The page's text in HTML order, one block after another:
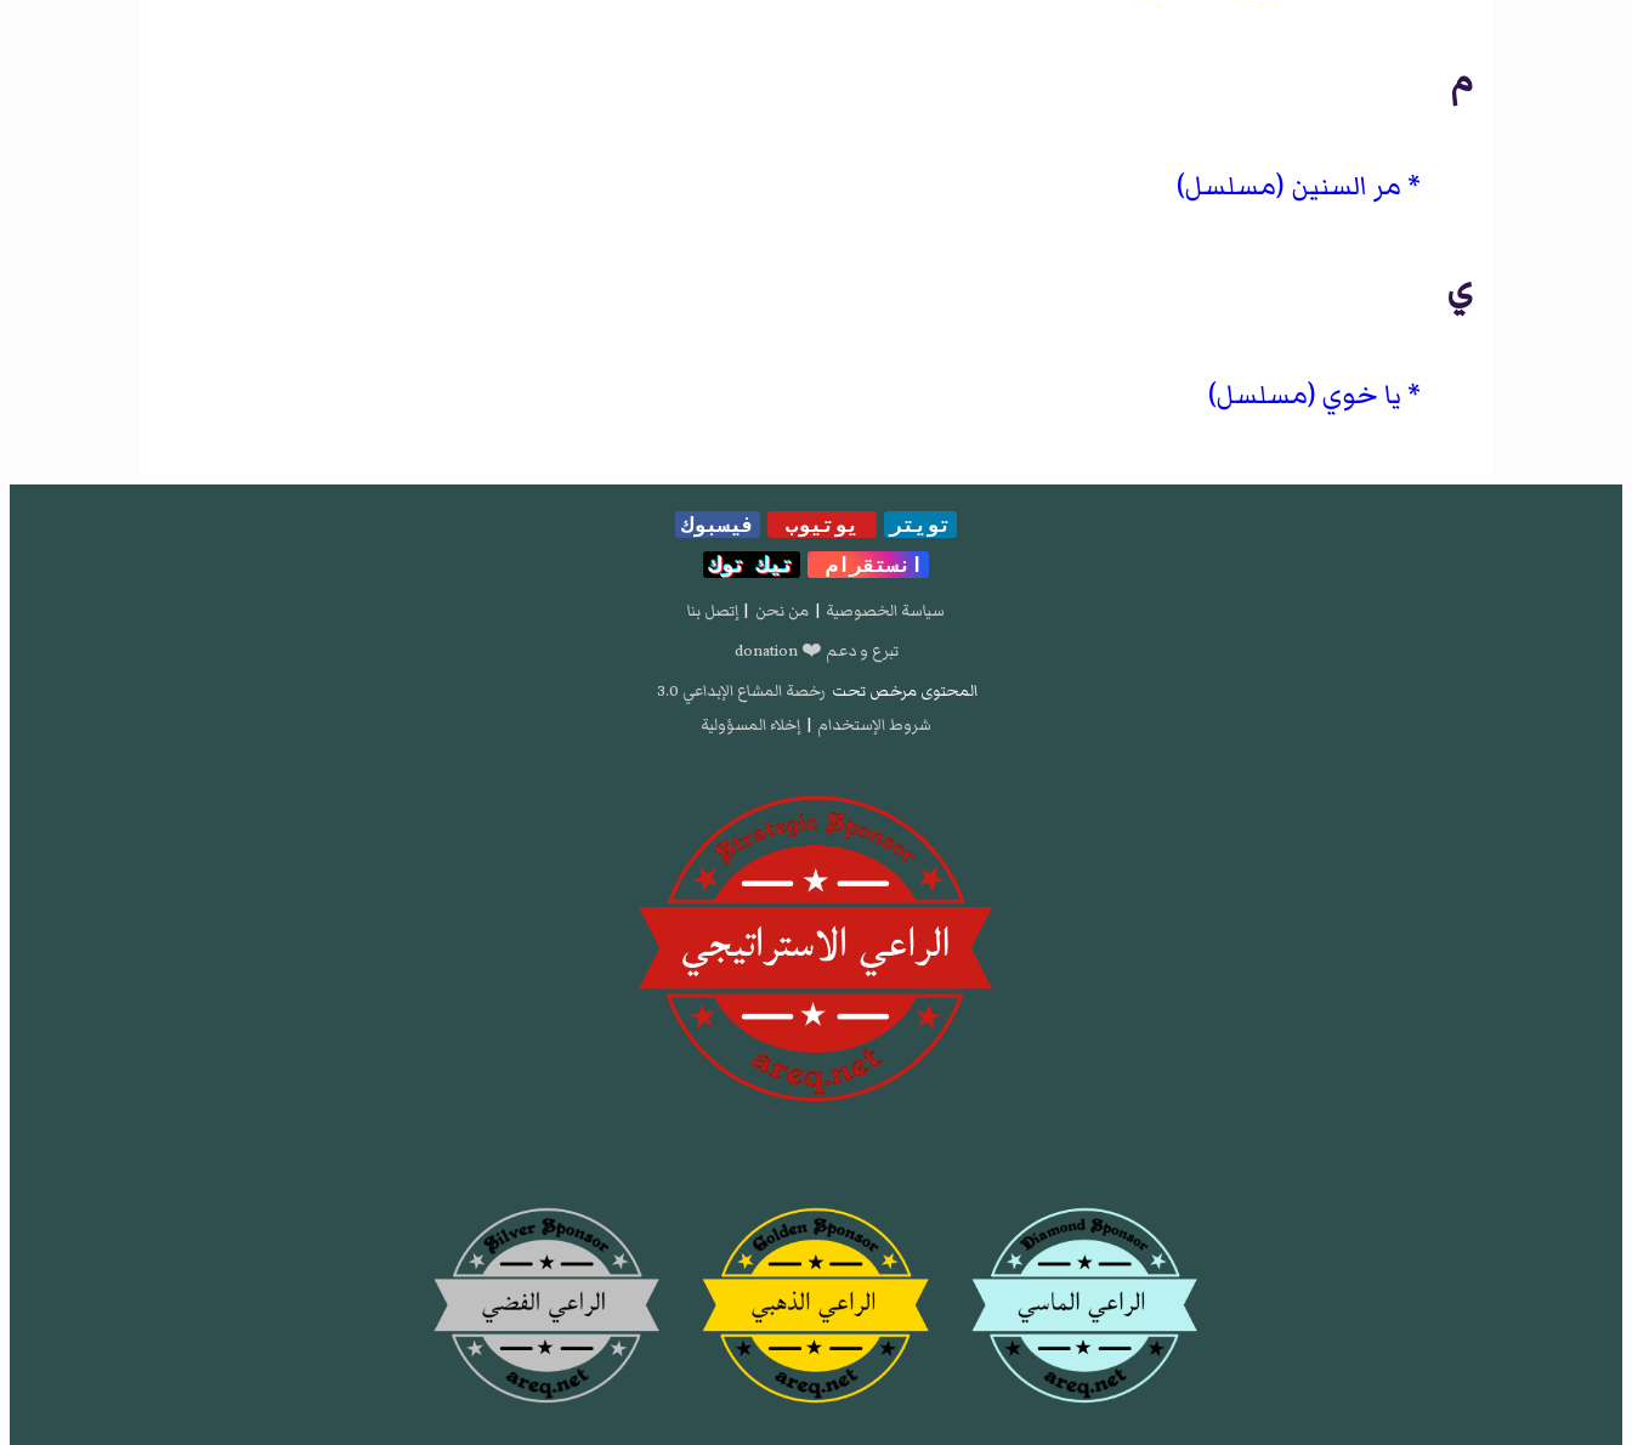
م
مر السنين (مسلسل)
ي
يا خوي (مسلسل)
تويتر يوتيوب
فيسبوك
انستقرام
تيك توك
سياسة الخصوصية | من نحن | إتصل بنا
تبرع و دعم ❤️ donation
المحتوى مرخص تحت رخصة المشاع الإبداعي 3.0
شروط الإستخدام | إخلاء المسؤولية